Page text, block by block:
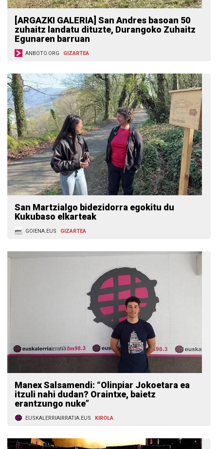
[ARGAZKI GALERIA] San Andres basoan 50
zuhaitz landatu dituzte, Durangoko Zuhaitz
Egunaren barruan
ANBOTO.ORG GIZARTEA
San Martzialgo bidezidorra egokitu du
Kukubaso elkarteak
GOIENA.EUS GIZARTEA
Manex Salsamendi: “Olinpiar Jokoetara ea
itzuli nahi dudan? Oraintxe, baietz
erantzungo nuke”
EUSKALERRIAIRRATIA.EUS KIROLA